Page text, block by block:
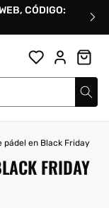
CÓDIGO:
pádel en Black Friday
FRIDAY